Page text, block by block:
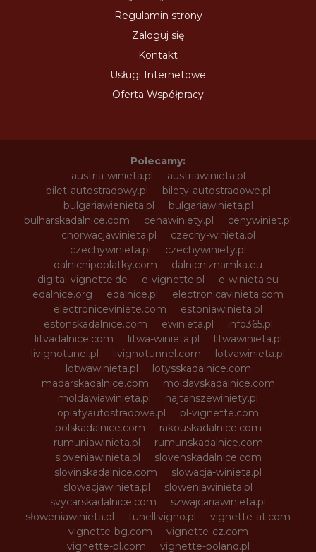
Regulamin strony
Zaloguj się
Kontakt
Usługi Internetowe
Oferta Współpracy
Polecamy:
austria-winieta.pl
austriawinieta.pl
bilet-autostradowy.pl
bilety-autostradowe.pl
bulgariawienieta.pl
bulgariawinieta.pl
bulharskadalnice.com
cenawiniety.pl
cenywiniet.pl
chorwacjawinieta.pl
czechy-winieta.pl
czechywinieta.pl
czechywiniety.pl
dalnicnipoplatky.com
dalnicniznamka.eu
digital-vignette.de
e-vignette.pl
e-winieta.eu
edalnice.org
edalnice.pl
electronicavinieta.com
electroniceviniete.com
estoniawinieta.pl
estonskadalnice.com
ewinieta.pl
info365.pl
litvadalnice.com
litwa-winieta.pl
litwawinieta.pl
livignotunel.pl
livignotunnel.com
lotvawinieta.pl
lotwawinieta.pl
lotysskadalnice.com
madarskadalnice.com
moldavskadalnice.com
moldawiawinieta.pl
najtanszewiniety.pl
oplatyautostradowe.pl
pl-vignette.com
polskadalnice.com
rakouskadalnice.com
rumuniawinieta.pl
rumunskadalnice.com
sloveniawinieta.pl
slovenskadalnice.com
slovinskadalnice.com
slowacja-winieta.pl
slowacjawinieta.pl
sloweniawinieta.pl
svycarskadalnice.com
szwajcariawinieta.pl
słoweniawinieta.pl
tunellivigno.pl
vignette-at.com
vignette-bg.com
vignette-cz.com
vignette-pl.com
vignette-poland.pl